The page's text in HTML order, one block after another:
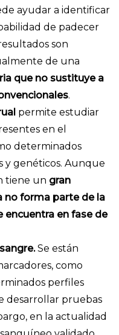
ayudar a identificar
de padecer
son
de una
que no sustituye a
.
permite estudiar
en el
determinados
y genéticos. Aunque
tiene un gran
no forma parte de la
encuentra en fase de
Se están
como
perfiles
desarrollar pruebas
en la actualidad